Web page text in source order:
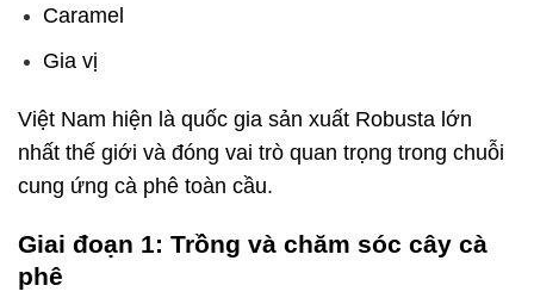
Caramel
Gia vị
Việt Nam hiện là quốc gia sản xuất Robusta lớn
nhất thế giới và đóng vai trò quan trọng trong chuỗi
cung ứng cà phê toàn cầu.
Giai đoạn 1: Trồng và chăm sóc cây cà
phê